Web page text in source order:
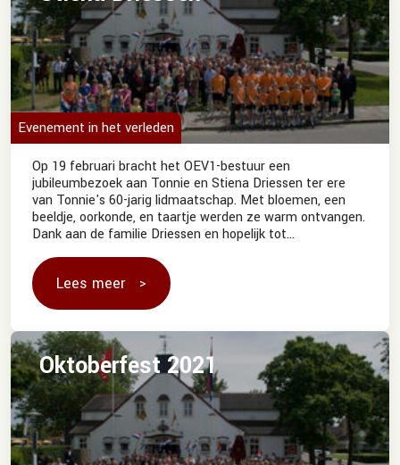
Evenement in het verleden
Op 19 februari bracht het OEV1-bestuur een
jubileumbezoek aan Tonnie en Stiena Driessen ter ere
van Tonnie's 60-jarig lidmaatschap. Met bloemen, een
beeldje, oorkonde, en taartje werden ze warm ontvangen.
Dank aan de familie Driessen en hopelijk tot
Lees meer
Oktoberfest 2021